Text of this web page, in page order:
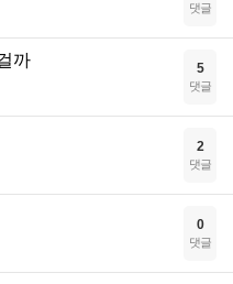
댓글
까 5
댓글
2
댓글
0
댓글